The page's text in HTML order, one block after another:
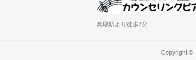
鳥取駅より徒歩7分
Copyright ©